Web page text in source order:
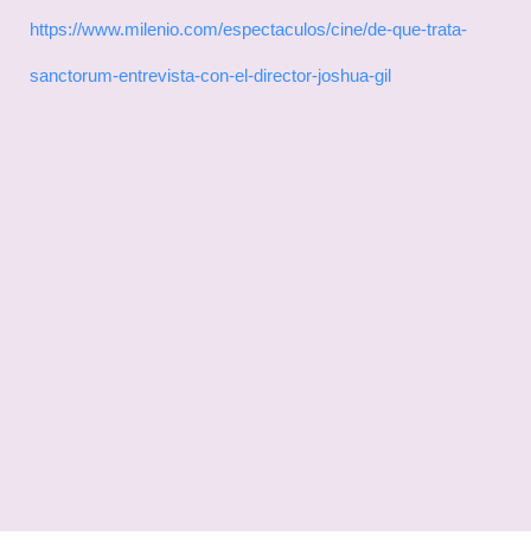
https://www.milenio.com/espectaculos/cine/de-que-trata-
sanctorum-entrevista-con-el-director-joshua-gil